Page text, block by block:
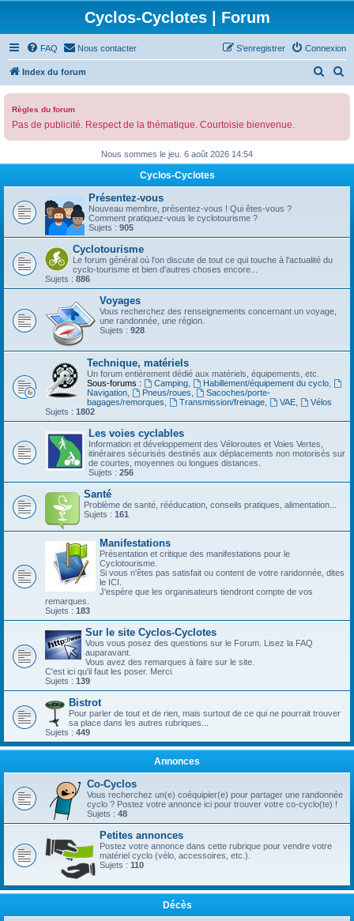
Cyclos-Cyclotes | Forum
FAQ Nous contacter Connexion
S’enregistrer
Index du forum
r
c
r
r
c
r
Règles du forum
Pas de publicité. Respect de la thématique. Courtoisie bienvenue.
Nous sommes le jeu. 6 août 2026 14:54
Cyclos-Cyclotes
Présentez-vous
Nouveau membre, présentez-vous ! Qui êtes-vous ?
Comment pratiquez-vous le cyclotourisme ?
Sujets : 905
Cyclotourisme
Le forum général où l'on discute de tout ce qui touche à l'actualité du
cyclo-tourisme et bien d'autres choses encore...
Sujets : 886
Voyages
Vous recherchez des renseignements concernant un voyage,
une randonnée, une région.
Sujets : 928
Technique, matériels
Un forum entièrement dédié aux matériels, équipements, etc.
Sous-forums :
Camping, Habillement/équipement du cyclo,
Navigation
Pneus/roues
Sacoches/porte-
bagages/remorques
Transmission/freinage, VAE,
Vélos
Sujets : 1802
Les voies cyclables
Information et développement des Véloroutes et Voies Vertes,
itinéraires sécurisés destinés aux déplacements non motorisés sur
de courtes, moyennes ou longues distances.
Sujets : 256
Santé
Problème de santé, rééducation, conseils pratiques, alimentation...
Sujets : 161
Manifestations
Présentation et critique des manifestations pour le
Cyclotourisme.
Si vous n'êtes pas satisfait ou content de votre randonnée, dites
le ICI.
J'espère que les organisateurs tiendront compte de vos
remarques.
Sujets : 183
Sur le site Cyclos-Cyclotes
Vous vous posez des questions sur le Forum. Lisez la FAQ
auparavant.
Vous avez des remarques à faire sur le site.
C'est ici qu'il faut les poser. Merci.
Sujets : 139
Bistrot
Pour parler de tout et de rien, mais surtout de ce qui ne pourrait trouver
sa place dans les autres rubriques...
Sujets : 449
Annonces
Co-Cyclos
Vous recherchez un(e) coéquipier(e) pour partager une randonnée
cyclo ? Postez votre annonce ici pour trouver votre co-cyclo(te) !
Sujets : 48
Petites annonces
Postez votre annonce dans cette rubrique pour vendre votre
matériel cyclo (vélo, accessoires, etc.).
Sujets : 110
Décès